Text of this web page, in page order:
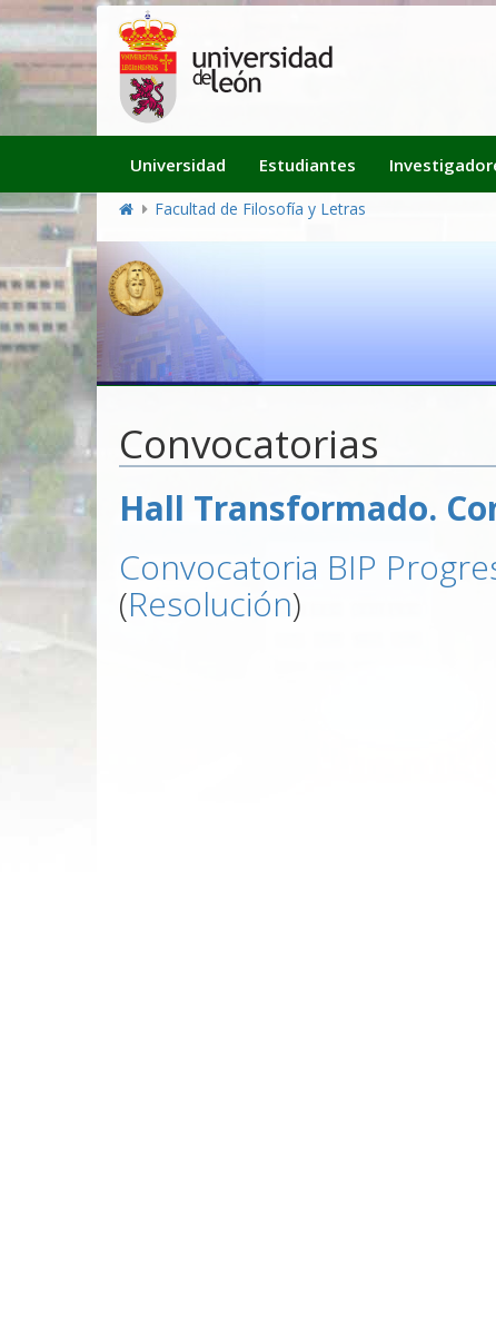
Navegación
principal
Universidad Estudiantes
Facultad de Filosofía y Letras
Convocatorias
Hall Transformado.
Convocatoria BIP
(Resolución)